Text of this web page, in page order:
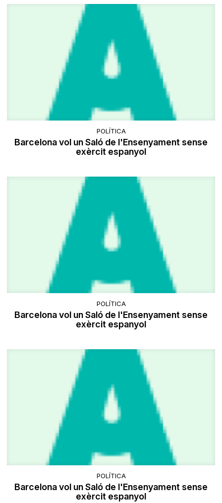
POLÍTICA
Barcelona vol un Saló de l'Ensenyament sense
exèrcit espanyol
POLÍTICA
Barcelona vol un Saló de l'Ensenyament sense
exèrcit espanyol
POLÍTICA
Barcelona vol un Saló de l'Ensenyament sense
exèrcit espanyol